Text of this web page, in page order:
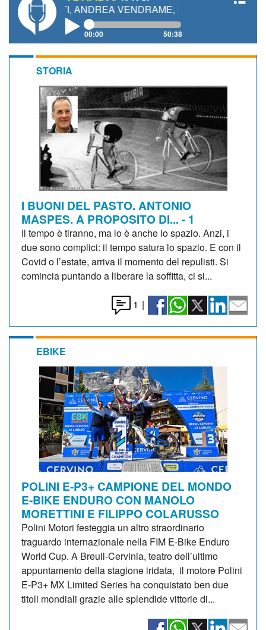
ANDREA VENDRAME, FILIPPO FIORELLI
00:00 50:38
STORIA
I BUONI DEL PASTO. ANTONIO
MASPES. A PROPOSITO DI... - 1
Il tempo è tiranno, ma lo è anche lo spazio. Anzi, i
due sono complici: il tempo satura lo spazio. E con il
Covid o l’estate, arriva il momento del repulisti. Si
comincia puntando a liberare la soffitta, ci si...
1 |
EBIKE
POLINI E-P3+ CAMPIONE DEL MONDO
E-BIKE ENDURO CON MANOLO
MORETTINI E FILIPPO COLARUSSO
Polini Motori festeggia un altro straordinario
traguardo internazionale nella FIM E-Bike Enduro
World Cup. A Breuil-Cervinia, teatro dell’ultimo
appuntamento della stagione iridata, il motore Polini
E-P3+ MX Limited Series ha conquistato ben due
titoli mondiali grazie alle splendide vittorie di...